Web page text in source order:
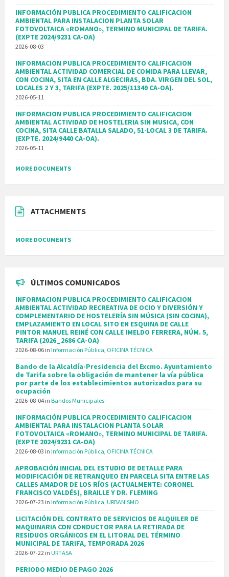
INFORMACIÓN PUBLICA PROCEDIMIENTO CALIFICACION
AMBIENTAL PARA INSTALACION PLANTA SOLAR
FOTOVOLTAICA «ROMANO», TERMINO MUNICIPAL DE TARIFA.
(EXPTE 2024/9231 CA-OA)
2026-08-03
INFORMACION PUBLICA PROCEDIMIENTO CALIFICACION
AMBIENTAL ACTIVIDAD COMERCIAL DE COMIDA PARA LLEVAR,
CON COCINA, SITA EN CALLE ALGECIRAS, BDA. VIRGEN DEL SOL,
LOCALES 2 Y 3, TARIFA (EXPTE. 2025/11349 CA-OA).
2026-05-11
INFORMACION PUBLICA PROCEDIMIENTO CALIFICACION
AMBIENTAL ACTIVIDAD DE HOSTELERIA SIN MUSICA, CON
COCINA, SITA CALLE BATALLA SALADO, 51-LOCAL 3 DE TARIFA.
(EXPTE. 2024/9440 CA-OA).
2026-05-11
MORE DOCUMENTS
ATTACHMENTS
MORE DOCUMENTS
ÚLTIMOS COMUNICADOS
INFORMACION PUBLICA PROCEDIMIENTO CALIFICACION
AMBIENTAL ACTIVIDAD RECREATIVA DE OCIO Y DIVERSIÓN Y
COMPLEMENTARIO DE HOSTELERÍA SIN MÚSICA (SIN COCINA),
EMPLAZAMIENTO EN LOCAL SITO EN ESQUINA DE CALLE
PINTOR MANUEL REINÉ CON CALLE IMELDO FERRERA, NÚM. 5,
TARIFA (2026_2686 CA-OA)
2026-08-06 in Información Pública OFICINA TÉCNICA
Bando de la Alcaldía-Presidencia del Excmo. Ayuntamiento
de Tarifa sobre la obligación de mantener la vía pública
por parte de los establecimientos autorizados para su
ocupación
2026-08-04 in Bandos Municipales
INFORMACIÓN PUBLICA PROCEDIMIENTO CALIFICACION
AMBIENTAL PARA INSTALACION PLANTA SOLAR
FOTOVOLTAICA «ROMANO», TERMINO MUNICIPAL DE TARIFA.
(EXPTE 2024/9231 CA-OA)
2026-08-03 in Información Pública OFICINA TÉCNICA
APROBACIÓN INICIAL DEL ESTUDIO DE DETALLE PARA
MODIFICACIÓN DE RETRANQUEO EN PARCELA SITA ENTRE LAS
CALLES AMADOR DE LOS RÍOS (ACTUALMENTE: CORONEL
FRANCISCO VALDÉS), BRAILLE Y DR. FLEMING
2026-07-23 in Información Pública URBANISMO
LICITACIÓN DEL CONTRATO DE SERVICIOS DE ALQUILER DE
MAQUINARIA CON CONDUCTOR PARA LA RETIRADA DE
RESIDUOS ORGÁNICOS EN EL LITORAL DEL TÉRMINO
MUNICIPAL DE TARIFA, TEMPORADA 2026
2026-07-22 in URTASA
PERIODO MEDIO DE PAGO 2026